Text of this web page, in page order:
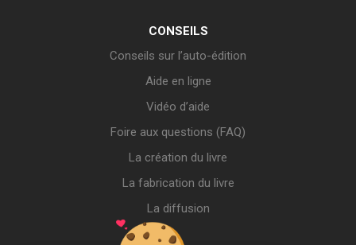
CONSEILS
Conseils sur l’auto-édition
Aide en ligne
Vidéo d’aide
Foire aux questions (FAQ)
La création du livre
La fabrication du livre
La diffusion